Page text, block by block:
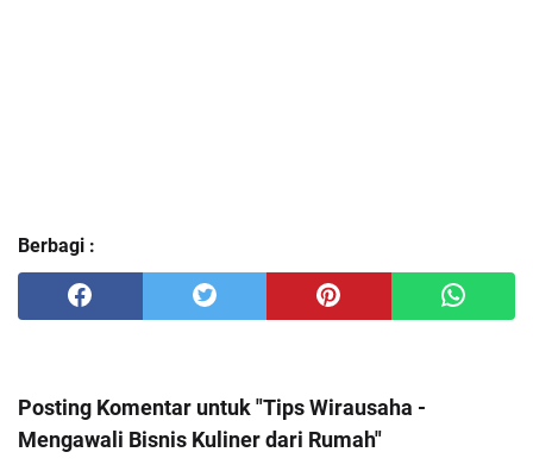
Berbagi :
Posting Komentar untuk "Tips Wirausaha -
Mengawali Bisnis Kuliner dari Rumah"